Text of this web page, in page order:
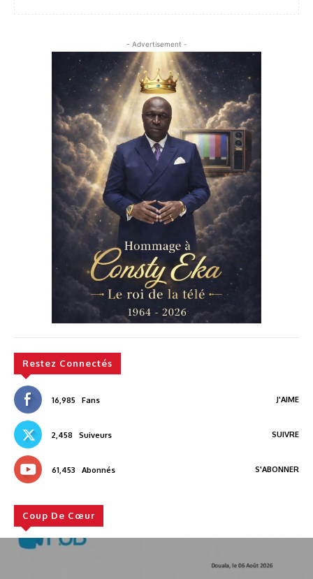
- Advertisement -
Restez Connectés
16,985 Fans J'AIME
2,458 Suiveurs SUIVRE
61,453 Abonnés S'ABONNER
Coup De Cœur